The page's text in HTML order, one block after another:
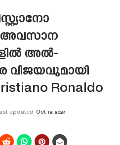
അവസാന
അൽ-
വിജയവുമായി
Ronaldo
updated Oct 19, 2024